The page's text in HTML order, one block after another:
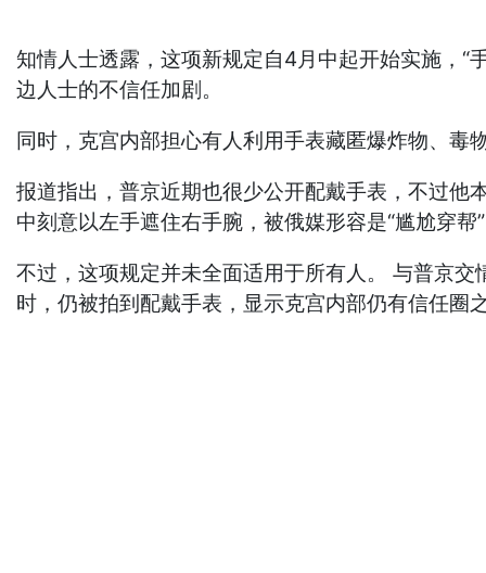
知情人士透露，这项新规定自4月中起开始实施，“
边人士的不信任加剧。
同时，克宫内部担心有人利用手表藏匿爆炸物、毒
报道指出，普京近期也很少公开配戴手表，不过
中刻意以左手遮住右手腕，被俄媒形容是“尴尬穿帮
不过，这项规定并未全面适用于所有人。 与普京
时，仍被拍到配戴手表，显示克宫内部仍有信任圈